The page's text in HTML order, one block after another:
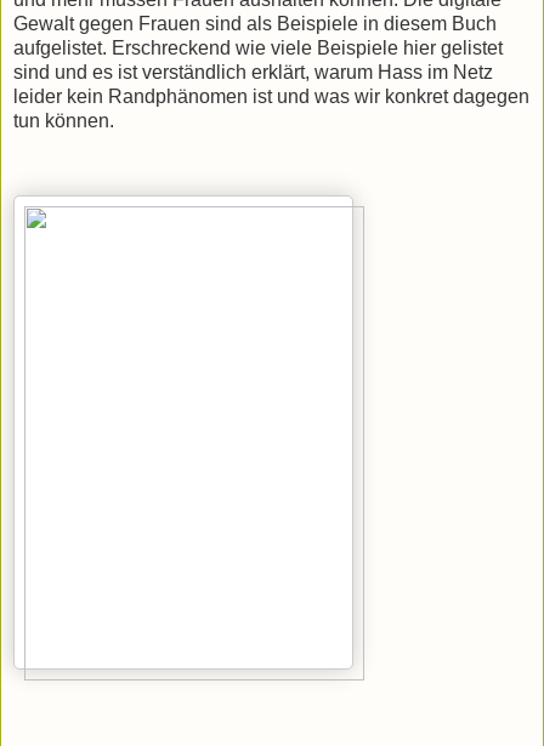
Gewalt gegen Frauen sind als Beispiele in diesem Buch
aufgelistet. Erschreckend wie viele Beispiele hier gelistet
sind und es ist verständlich erklärt, warum Hass im Netz
leider kein Randphänomen ist und was wir konkret dagegen
tun können.